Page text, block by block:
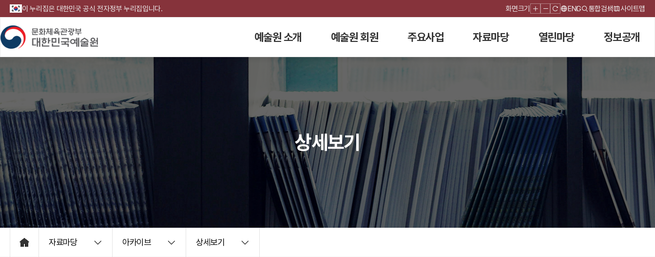
이 누리집은 대한민국 공식 전자정부 누리집입니다. 화면크기 ENG 통합검색 사이트맵
예술원 소개 예술원 회원 주요사업 자료마당 열린마당 정보공개
상세보기
HOME 자료마당 아카이브 상세보기